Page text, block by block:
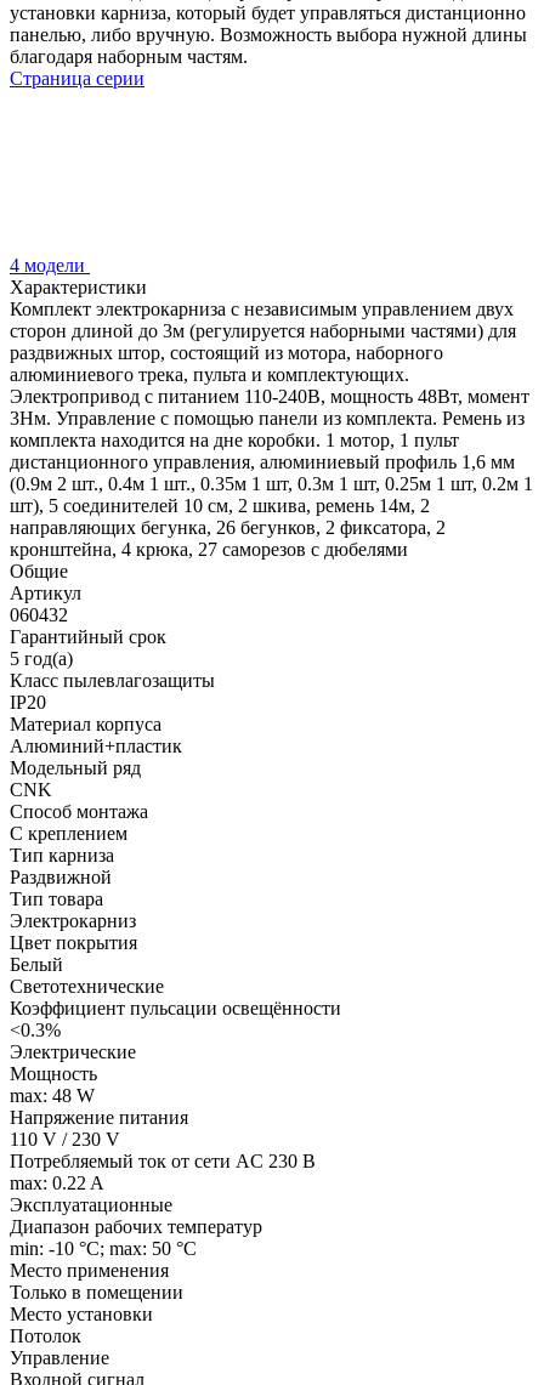
установки карниза, который будет управляться дистанционно
панелью, либо вручную. Возможность выбора нужной длины
благодаря наборным частям.
Страница серии
4 модели
Характеристики
Комплект электрокарниза с независимым управлением двух
сторон длиной до 3м (регулируется наборными частями) для
раздвижных штор, состоящий из мотора, наборного
алюминиевого трека, пульта и комплектующих.
Электропривод с питанием 110-240В, мощность 48Вт, момент
3Нм. Управление с помощью панели из комплекта. Ремень из
комплекта находится на дне коробки. 1 мотор, 1 пульт
дистанционного управления, алюминиевый профиль 1,6 мм
(0.9м 2 шт., 0.4м 1 шт., 0.35м 1 шт, 0.3м 1 шт, 0.25м 1 шт, 0.2м 1
шт), 5 соединителей 10 см, 2 шкива, ремень 14м, 2
направляющих бегунка, 26 бегунков, 2 фиксатора, 2
кронштейна, 4 крюка, 27 саморезов с дюбелями
Общие
Артикул
060432
Гарантийный срок
5 год(а)
Класс пылевлагозащиты
IP20
Материал корпуса
Алюминий+пластик
Модельный ряд
CNK
Способ монтажа
С креплением
Тип карниза
Раздвижной
Тип товара
Электрокарниз
Цвет покрытия
Белый
Светотехнические
Коэффициент пульсации освещённости
<0.3%
Электрические
Мощность
max: 48 W
Напряжение питания
110 V / 230 V
Потребляемый ток от сети AC 230 В
max: 0.22 A
Эксплуатационные
Диапазон рабочих температур
min: -10 °C; max: 50 °C
Место применения
Только в помещении
Место установки
Потолок
Управление
Входной сигнал